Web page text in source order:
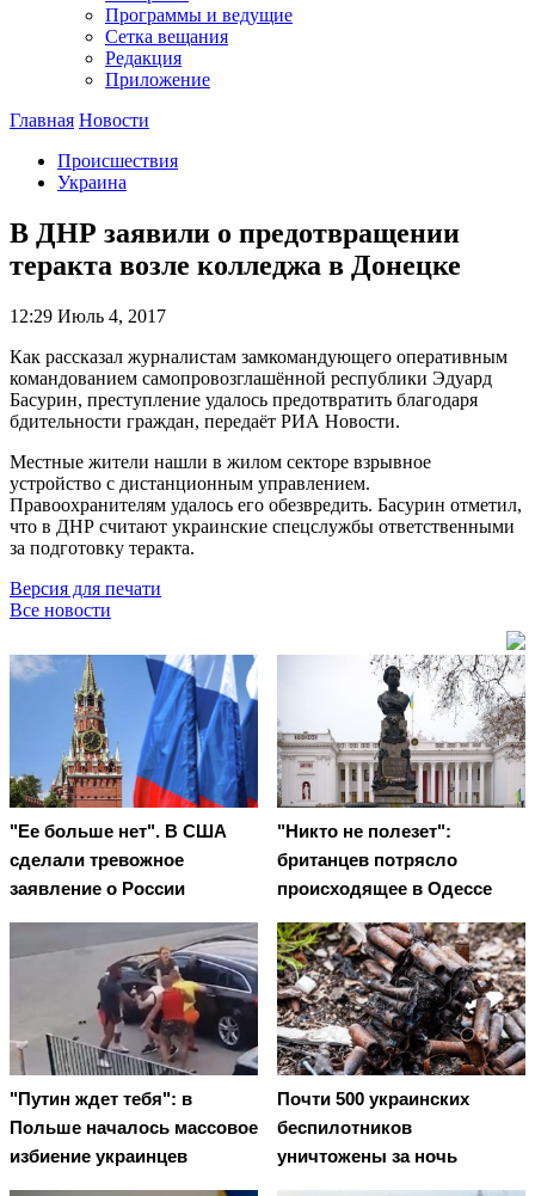
Программы и ведущие
Сетка вещания
Редакция
Приложение
Главная Новости
Происшествия
Украина
В ДНР заявили о предотвращении
теракта возле колледжа в Донецке
12:29 Июль 4, 2017
Как рассказал журналистам замкомандующего оперативным
командованием самопровозглашённой республики Эдуард
Басурин, преступление удалось предотвратить благодаря
бдительности граждан, передаёт РИА Новости.
Местные жители нашли в жилом секторе взрывное
устройство с дистанционным управлением.
Правоохранителям удалось его обезвредить. Басурин отметил,
что в ДНР считают украинские спецслужбы ответственными
за подготовку теракта.
Версия для печати
Все новости
"Ее больше нет". В США
сделали тревожное
заявление о России
"Никто не полезет":
британцев потрясло
происходящее в Одессе
"Путин ждет тебя": в
Польше началось массовое
избиение украинцев
Почти 500 украинских
беспилотников
уничтожены за ночь